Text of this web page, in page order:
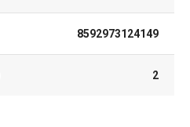
8592973124149
2